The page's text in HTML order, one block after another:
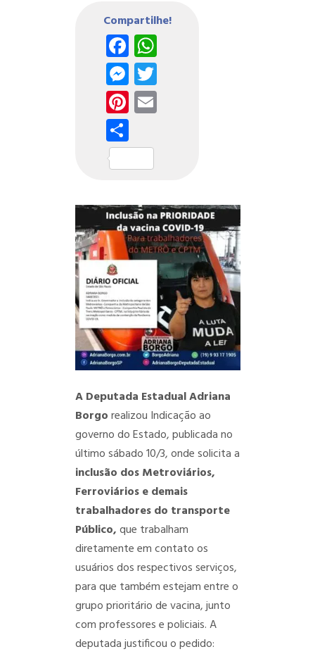
Compartilhe!
Facebook
WhatsApp
Messenger
Twitter
Pinterest
Email
Share
A Deputada Estadual Adriana
Borgorealizou Indicação ao
governo do Estado, publicada no
último sábado 10/3, onde solicita a
inclusão dos Metroviários,
Ferroviários e demais
trabalhadores do transporte
Público,que trabalham
diretamente em contato os
usuários dos respectivos serviços,
para que também estejam entre o
grupo prioritário de vacina, junto
com professores e policiais. A
deputada justificou o pedido: